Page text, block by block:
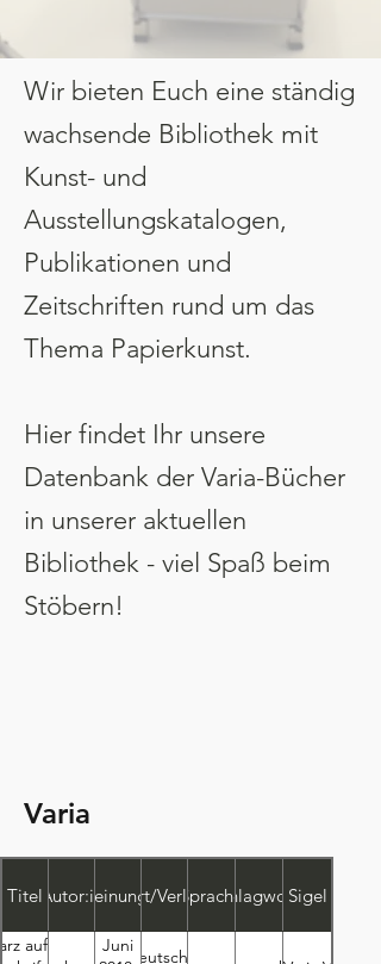
Wir bieten Euch eine ständig
wachsende Bibliothek mit
Kunst- und
Ausstellungskatalogen,
Publikationen und
Zeitschriften rund um das
Thema Papierkunst.
Hier findet Ihr unsere
Datenbank der Varia-Bücher
in unserer aktuellen
Bibliothek - viel Spaß beim
Stöbern!
Varia
TitelAutor:in
Erscheinungsjahr
Ort/VerlagSpracheSchlagworteSigel
auf weiß,
Juni
Deutscher